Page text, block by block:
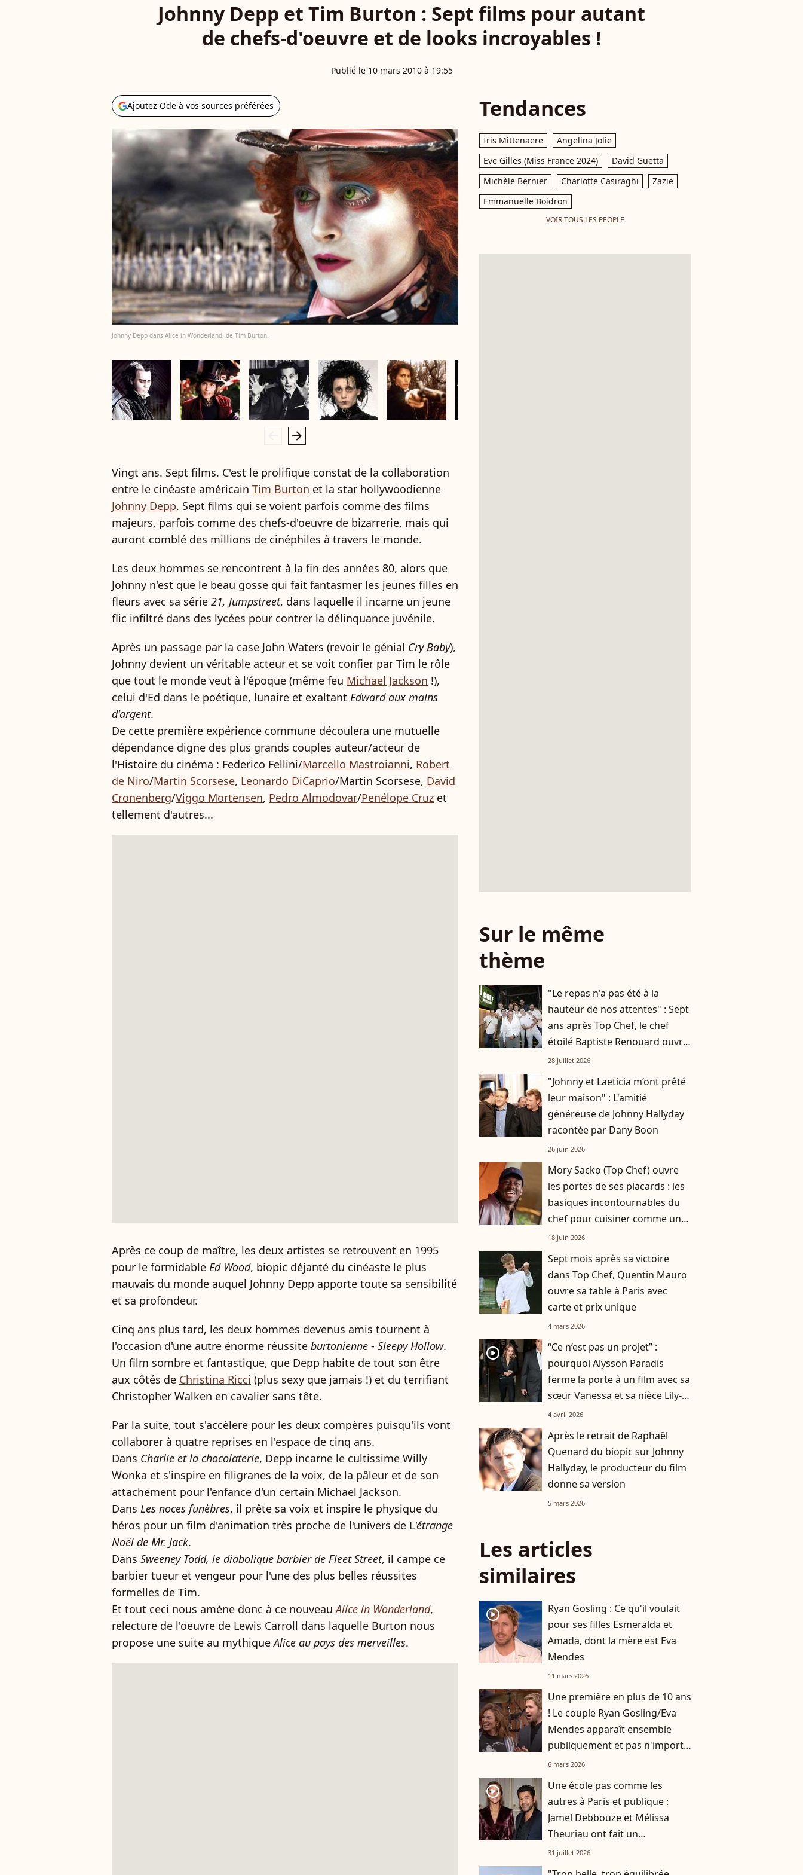
Johnny Depp et Tim Burton : Sept films pour autant
de chefs-d'oeuvre et de looks incroyables !
Publié le 10 mars 2010 à 19:55
Ajoutez Ode à vos sources préférées
Johnny Depp dans Alice in Wonderland, de Tim Burton.
arrow_right
Vingt ans. Sept films. C'est le prolifique constat de la collaboration
entre le cinéaste américain Tim Burton et la star hollywoodienne
Johnny Depp. Sept films qui se voient parfois comme des films
majeurs, parfois comme des chefs-d'oeuvre de bizarrerie, mais qui
auront comblé des millions de cinéphiles à travers le monde.
Les deux hommes se rencontrent à la fin des années 80, alors que
Johnny n'est que le beau gosse qui fait fantasmer les jeunes filles en
fleurs avec sa série 21, Jumpstreet, dans laquelle il incarne un jeune
flic infiltré dans des lycées pour contrer la délinquance juvénile.
Après un passage par la case John Waters (revoir le génial Cry Baby),
Johnny devient un véritable acteur et se voit confier par Tim le rôle
que tout le monde veut à l'époque (même feu Michael Jackson !),
celui d'Ed dans le poétique, lunaire et exaltant Edward aux mains
d'argent.
De cette première expérience commune découlera une mutuelle
dépendance digne des plus grands couples auteur/acteur de
l'Histoire du cinéma : Federico Fellini/Marcello Mastroianni, Robert
de Niro/Martin Scorsese, Leonardo DiCaprio/Martin Scorsese, David
Cronenberg/Viggo Mortensen, Pedro Almodovar/Penélope Cruz et
tellement d'autres...
Après ce coup de maître, les deux artistes se retrouvent en 1995
pour le formidable Ed Wood, biopic déjanté du cinéaste le plus
mauvais du monde auquel Johnny Depp apporte toute sa sensibilité
et sa profondeur.
Cinq ans plus tard, les deux hommes devenus amis tournent à
l'occasion d'une autre énorme réussite burtonienne - Sleepy Hollow.
Un film sombre et fantastique, que Depp habite de tout son être
aux côtés de Christina Ricci (plus sexy que jamais !) et du terrifiant
Christopher Walken en cavalier sans tête.
Par la suite, tout s'accèlere pour les deux compères puisqu'ils vont
collaborer à quatre reprises en l'espace de cinq ans.
Dans Charlie et la chocolaterie, Depp incarne le cultissime Willy
Wonka et s'inspire en filigranes de la voix, de la pâleur et de son
attachement pour l'enfance d'un certain Michael Jackson.
Dans Les noces funèbres, il prête sa voix et inspire le physique du
héros pour un film d'animation très proche de l'univers de L'étrange
Noël de Mr. Jack.
Dans Sweeney Todd, le diabolique barbier de Fleet Street, il campe ce
barbier tueur et vengeur pour l'une des plus belles réussites
formelles de Tim.
Et tout ceci nous amène donc à ce nouveauAlice in Wonderland,
relecture de l'oeuvre de Lewis Carroll dans laquelle Burton nous
propose une suite au mythiqueAlice au pays des merveilles.
Tendances
Iris Mittenaere
Angelina Jolie
Eve Gilles (Miss France 2024)
David Guetta
Michèle Bernier
Charlotte Casiraghi
Zazie
Emmanuelle Boidron
VOIR TOUS LES PEOPLE
Sur le même
thème
"Le repas n'a pas été à la
hauteur de nos attentes" : Sept
ans après Top Chef, le chef
étoilé Baptiste Renouard ouvre
un nouveau chapitre
28 juillet 2026
"Johnny et Laeticia m’ont prêté
leur maison" : L'amitié
généreuse de Johnny Hallyday
racontée par Dany Boon
26 juin 2026
Mory Sacko (Top Chef) ouvre
les portes de ses placards : les
basiques incontournables du
chef pour cuisiner comme un
pro
18 juin 2026
Sept mois après sa victoire
dans Top Chef, Quentin Mauro
ouvre sa table à Paris avec
carte et prix unique
4 mars 2026
player2
“Ce n’est pas un projet” :
pourquoi Alysson Paradis
ferme la porte à un film avec sa
sœur Vanessa et sa nièce Lily-
Rose Depp ?
4 avril 2026
Après le retrait de Raphaël
Quenard du biopic sur Johnny
Hallyday, le producteur du film
donne sa version
5 mars 2026
Les articles
similaires
player2
Ryan Gosling : Ce qu'il voulait
pour ses filles Esmeralda et
Amada, dont la mère est Eva
Mendes
11 mars 2026
Une première en plus de 10 ans
! Le couple Ryan Gosling/Eva
Mendes apparaît ensemble
publiquement et pas n'importe
où
6 mars 2026
player2
Une école pas comme les
autres à Paris et publique :
Jamel Debbouze et Mélissa
Theuriau ont fait un
compromis pour leurs enfants
31 juillet 2026